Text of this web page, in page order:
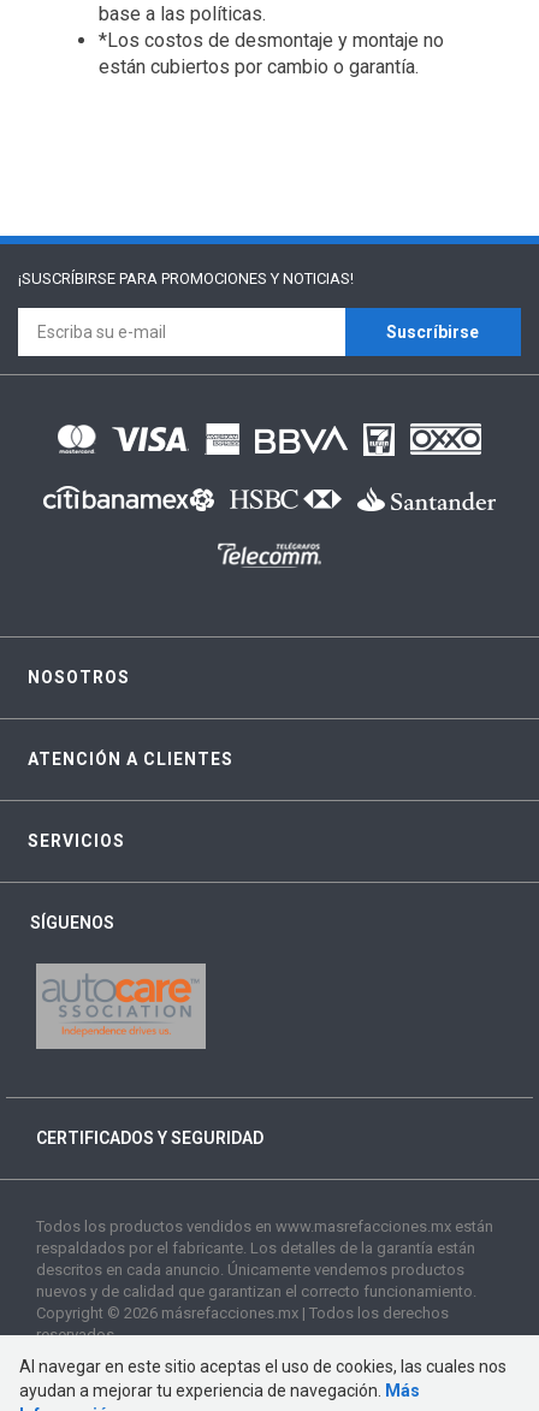
base a las políticas.
*Los costos de desmontaje y montaje no
están cubiertos por cambio o garantía.
¡SUSCRÍBIRSE PARA PROMOCIONES Y NOTICIAS!
Suscríbirse
NOSOTROS
ATENCIÓN A CLIENTES
SERVICIOS
SÍGUENOS
CERTIFICADOS Y SEGURIDAD
Todos los productos vendidos en www.masrefacciones.mx están
respaldados por el fabricante. Los detalles de la garantía están
descritos en cada anuncio. Únicamente vendemos productos
nuevos y de calidad que garantizan el correcto funcionamiento.
Copyright © 2026 másrefacciones.mx | Todos los derechos
reservados
Al navegar en este sitio aceptas el uso de cookies, las cuales nos
ayudan a mejorar tu experiencia de navegación.
Más